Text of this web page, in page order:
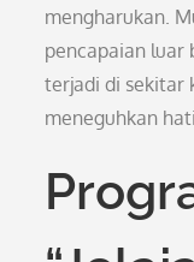
mengharukan.
pencapaian luar
terjadi di sekitar
meneguhkan